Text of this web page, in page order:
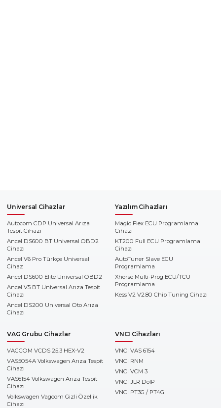
Universal Cihazlar
Autocom CDP Universal Arıza
Tespit Cihazı
Ancel DS600 BT Universal OBD2
Cihazı
Ancel V6 Pro Türkçe Universal
Cihaz
Ancel DS600 Elite Universal OBD2
Ancel V5 BT Universal Arıza Tespit
Cihazı
Ancel DS200 Universal Oto Arıza
Cihazı
Yazılım Cihazları
Magic Flex ECU Programlama
Cihazı
KT200 Full ECU Programlama
Cihazı
AutoTuner Slave ECU
Programlama
Xhorse Multi-Prog ECU/TCU
Programlama
Kess V2 V2.80 Chip Tuning Cihazı
VAG Grubu Cihazlar
VAGCOM VCDS 25.3 HEX-V2
VAS5054A Volkswagen Arıza Tespit
Cihazı
VAS6154 Volkswagen Arıza Tespit
Cihazı
Volkswagen Vagcom Gizli Özellik
Cihazı
VNCI Cihazları
VNCI VAS 6154
VNCI RNM
VNCI VCM 3
VNCI JLR DoIP
VNCI PT3G / PT4G